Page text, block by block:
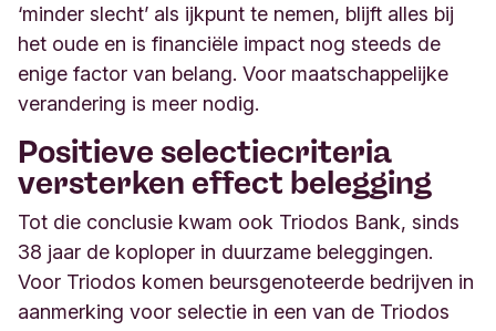
‘minder slecht’ als ijkpunt te nemen, blijft alles bij
het oude en is financiële impact nog steeds de
enige factor van belang. Voor maatschappelijke
verandering is meer nodig.
Positieve selectiecriteria
versterken effect belegging
Tot die conclusie kwam ook Triodos Bank, sinds
38 jaar de koploper in duurzame beleggingen.
Voor Triodos komen beursgenoteerde bedrijven in
aanmerking voor selectie in een van de Triodos